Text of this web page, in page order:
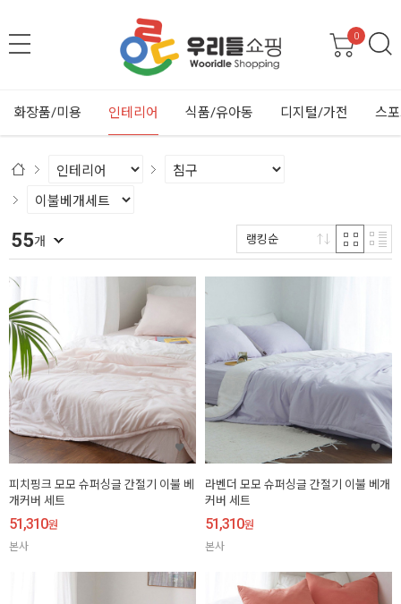
0
화장품/미용 인테리어 식품/유아동 디지털/가전 스
55개 랭킹순
피치핑크 모모 슈퍼싱글 간절기 이불 베
개커버 세트
51,310원
본사
라벤더 모모 슈퍼싱글 간절기 이불 베개
커버 세트
51,310원
본사